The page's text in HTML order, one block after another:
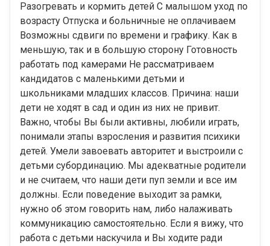
Разогревать и кормить детей С малышом уход по
возрасту Отпуска и больничные не оплачиваем
Возможны сдвиги по времени и графику. Как в
меньшую, так и в большую сторону Готовность
работать под камерами Не рассматриваем
кандидатов с маленькими детьми и
школьниками младших классов. Причина: наши
дети не ходят в сад и один из них не привит.
Важно, чтобы Вы были активны, любили играть,
понимали этапы взросления и развития психики
детей. Умели завоевать авторитет и выстроили с
детьми субординацию. Мы адекватные родители
и не считаем, что наши дети пуп земли и все им
должны. Если поведение выходит за рамки,
нужно об этом говорить нам, либо налаживать
коммуникацию самостоятельно. Если я вижу, что
работа с детьми наскучила и Вы ходите ради